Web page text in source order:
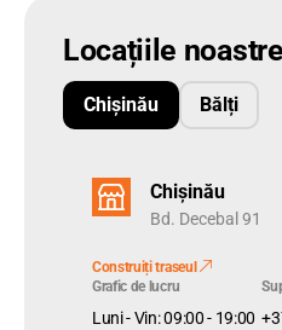
Locațiile noastre
Chișinău Bălți
Chișinău
Bd. Decebal 91
Construiți traseul
Grafic de lucru
Luni - Vin: 09:00 - 19:00